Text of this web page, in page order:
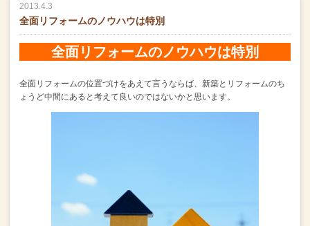
2013.4.3
全面リフォームのノウハウは特別
全面リフォームのノウハウは特別
全面リフォームの位置づけをあえて言うならば、 新築とリフォームのち
ょうど中間にあると考えて良いのではないかと思います。